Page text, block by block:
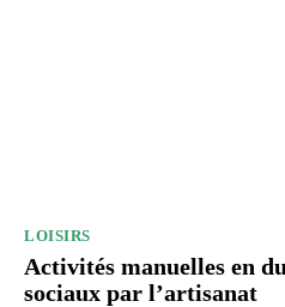
LOISIRS
Activités manuelles en
sociaux par l’artisanat